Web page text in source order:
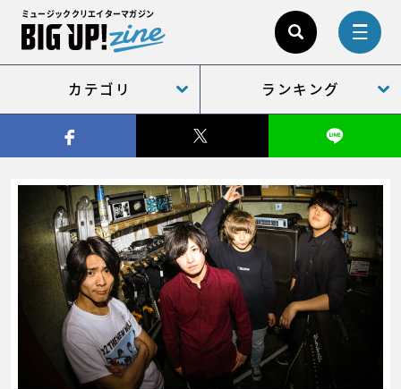
ミュージッククリエイターマガジン
カテゴリ ランキング